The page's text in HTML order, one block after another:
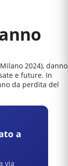
2024), danno
e future. In
da perdita del
a
via